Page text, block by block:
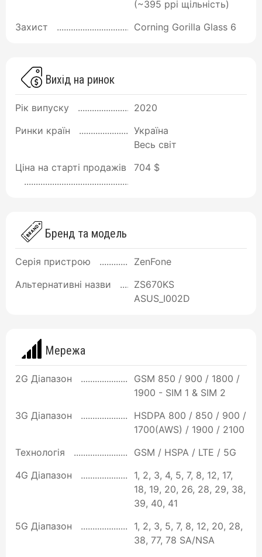
(~395 ppi щільність)
Захист
Corning Gorilla Glass 6
Вихід на ринок
Рік випуску
2020
Ринки країн
Україна
Весь світ
Ціна на старті продажів
704 $
Бренд та модель
Серія пристрою
ZenFone
Альтернативні назви
ZS670KS
ASUS_I002D
Мережа
2G Діапазон
GSM 850 / 900 / 1800 /
1900 - SIM 1 & SIM 2
3G Діапазон
HSDPA 800 / 850 / 900 /
1700(AWS) / 1900 / 2100
Технологія
GSM / HSPA / LTE / 5G
4G Діапазон
1, 2, 3, 4, 5, 7, 8, 12, 17,
18, 19, 20, 26, 28, 29, 38,
39, 40, 41
5G Діапазон
1, 2, 3, 5, 7, 8, 12, 20, 28,
38, 77, 78 SA/NSA